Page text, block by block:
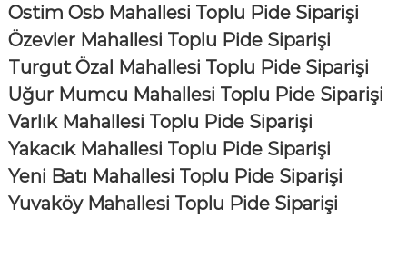
Ostim Osb Mahallesi Toplu Pide Siparişi
Özevler Mahallesi Toplu Pide Siparişi
Turgut Özal Mahallesi Toplu Pide Siparişi
Uğur Mumcu Mahallesi Toplu Pide Siparişi
Varlık Mahallesi Toplu Pide Siparişi
Yakacık Mahallesi Toplu Pide Siparişi
Yeni Batı Mahallesi Toplu Pide Siparişi
Yuvaköy Mahallesi Toplu Pide Siparişi